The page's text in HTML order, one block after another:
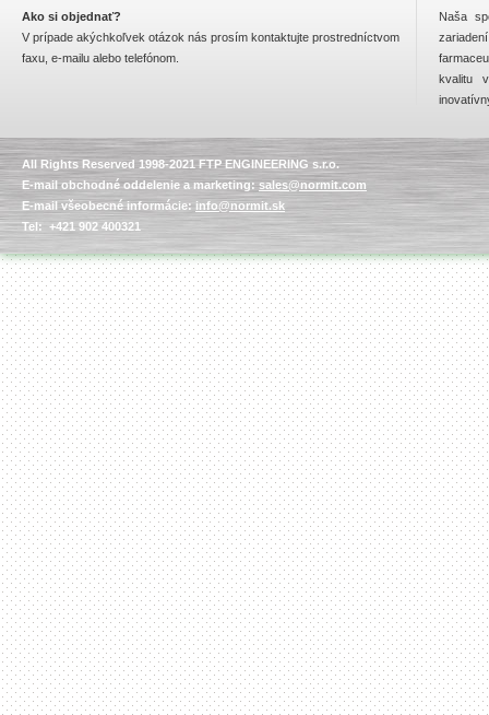
zariadení, ktoré
vykonávajú nasledujúce
procesy:
predumytie, celkové
hotový produkt vo forme
chipsov alebo hranoliek
pripravený na balenie.
Poloautomatická bag in
box plnička
Plneautomatická bag in
box plnička
Linka na výrobu
priemyselných farieb /
náterových hmôt
Sprejová fritéza
Linka na výrobu
cereálnych tyčiniek
Zariadenia na
blanšírovanie
Ako si objednať?
V prípade akýchkoľvek otázok nás prosím kontaktujte prostredníctvom
faxu, e-mailu alebo telefónom.
Naša
kvalitu
All Rights Reserved 1998-2021 FTP ENGINEERING s.r.o.
E-mail obchodné oddelenie a marketing: sales@normit.com
E-mail všeobecné informácie: info@normit.sk
Tel: +421 902 400321